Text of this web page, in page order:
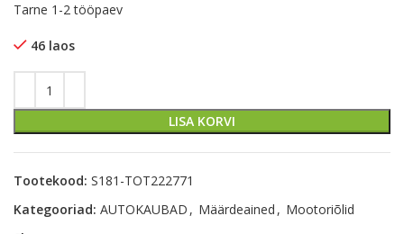
Tarne 1-2 tööpaev
46 laos
LISA KORVI
Tootekood: S181-TOT222771
Kategooriad: AUTOKAUBAD , Määrdeained , Mootoriõlid